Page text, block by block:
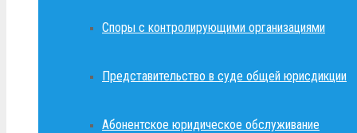
Споры с контролирующими организациями
Представительство в суде общей юрисдикции
Абонентское юридическое обслуживание